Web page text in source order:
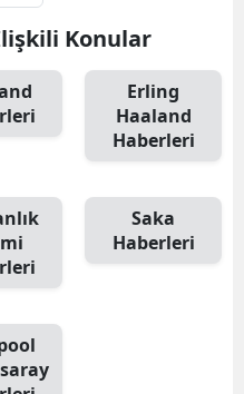
Konular
Erling
Haaland
Haberleri
Saka
Haberleri